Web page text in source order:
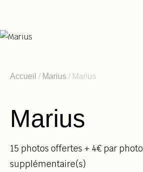
contenu
Accueil / Marius / Marius
Marius
15 photos offertes + 4€ par
supplémentaire(s)